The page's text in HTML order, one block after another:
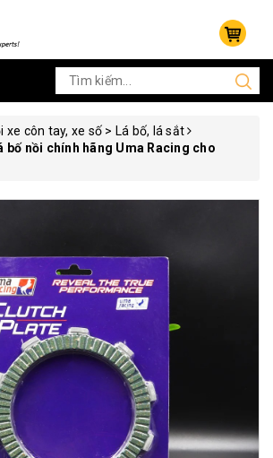
xe côn tay, xe số > Lá bố, lá sắt
bố nồi chính hãng Uma Racing cho